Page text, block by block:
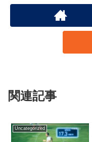
関連記事
Uncategorized